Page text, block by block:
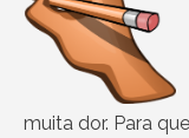
muita dor. Para